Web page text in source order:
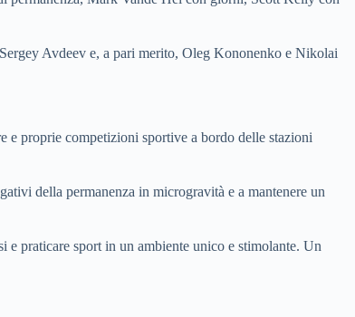
Avdeev e, a pari merito, Oleg Kononenko e Nikolai
e proprie competizioni sportive a bordo delle stazioni
della permanenza in microgravità e a mantenere un
e praticare sport in un ambiente unico e stimolante. Un